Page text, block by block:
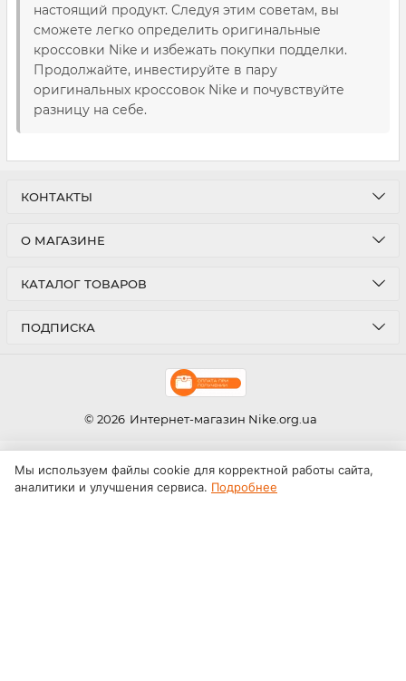
настоящий продукт. Следуя этим советам, вы
сможете легко определить оригинальные
кроссовки Nike и избежать покупки подделки.
Продолжайте, инвестируйте в пару
оригинальных кроссовок Nike и почувствуйте
разницу на себе.
КОНТАКТЫ
О МАГАЗИНЕ
КАТАЛОГ ТОВАРОВ
ПОДПИСКА
© 2026 Интернет-магазин Nike.org.ua
Мы используем файлы cookie для корректной работы сайта,
аналитики и улучшения сервиса. Подробнее